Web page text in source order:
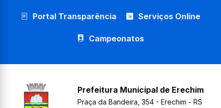
Portal Transparência Serviços Online
Campeonatos
Prefeitura Municipal de Erechim
Praça da Bandeira, 354 - Erechim - RS